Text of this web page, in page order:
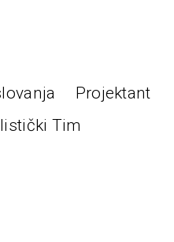
Projektant
Tim